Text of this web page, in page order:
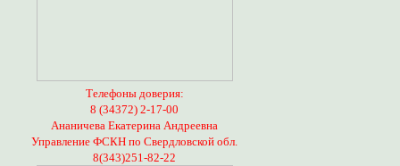
Телефоны доверия:
8 (34372) 2-17-00
Ананичева Екатерина Андреевна
Управление ФСКН по Свердловской обл.
8(343)251-82-22